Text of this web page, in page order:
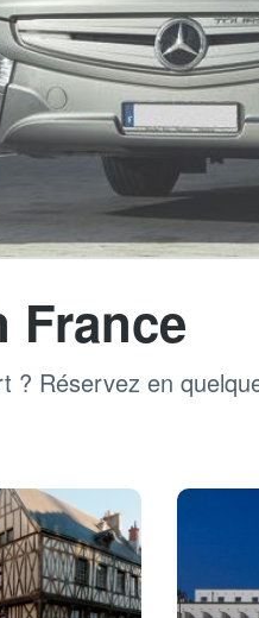
France
? Réservez en